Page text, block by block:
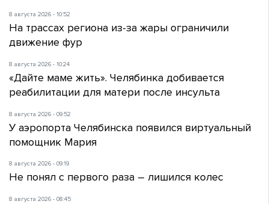
8 августа 2026 - 10:52
На трассах региона из-за жары ограничили
движение фур
8 августа 2026 - 10:24
«Дайте маме жить». Челябинка добивается
реабилитации для матери после инсульта
8 августа 2026 - 09:52
У аэропорта Челябинска появился виртуальный
помощник Мария
8 августа 2026 - 09:19
Не понял с первого раза – лишился колес
8 августа 2026 - 08:45